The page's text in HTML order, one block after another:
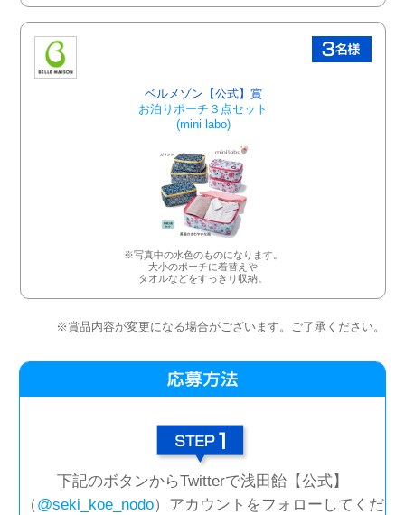
ベルメゾン【公式】賞
お泊りポーチ３点セット
(mini labo)​
※写真中の水色のものになります。
大小のポーチに着替えや
タオルなどをすっきり収納。​
※賞品内容が変更になる場合がございます。ご了承ください。
下記のボタンからTwitterで浅田飴【公式】
（@seki_koe_nodo）アカウントをフォローしてくだ